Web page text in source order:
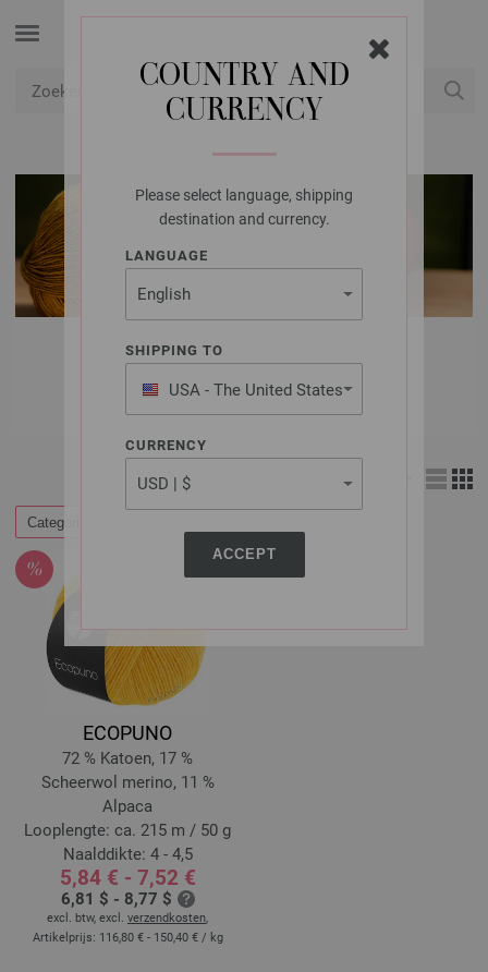
COUNTRY AND
CURRENCY
Please select language, shipping
destination and currency.
LANGUAGE
SHIPPING TO
USA - The United States
of America
CURRENCY
ACCEPT
LANA GROSSA
WOL & GARENS
Weergave:
Categorieën
ECOPUNO
72 % Katoen, 17 %
Scheerwol merino, 11 %
Alpaca
Looplengte: ca. 215 m / 50 g
Naalddikte: 4 - 4,5
5,84 € - 7,52 €
6,81 $ - 8,77 $
excl. btw, excl. verzendkosten,
Artikelprijs: 116,80 € - 150,40 € / kg